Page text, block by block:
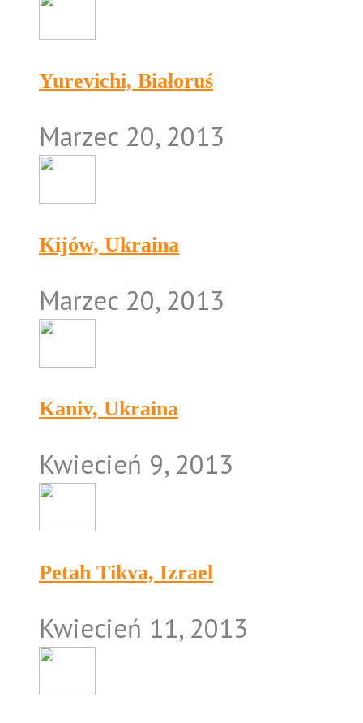
Yurevichi, Białoruś
Marzec 20, 2013
Kijów, Ukraina
Marzec 20, 2013
Kaniv, Ukraina
Kwiecień 9, 2013
Petah Tikva, Izrael
Kwiecień 11, 2013